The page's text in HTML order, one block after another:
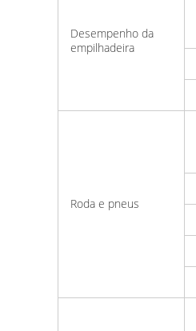
Desempenho da
empilhadeira
Roda e pneus